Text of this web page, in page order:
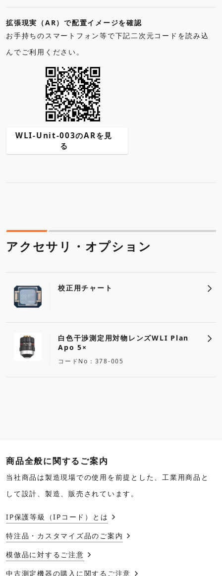
拡張現実（AR）で配置イメージを確認
お手持ちのスマートフォン等で下記二次元コードを読み込
んでご利用ください。
WLI-Unit-003のARを見
る
アクセサリ・オプション
校正用チャート
白色干渉測定用対物レンズWLI Plan
Apo 5×
コードNo 378-005
商品全般に関するご案内
当社商品は製造現場での使用を前提とした、工業用商品と
して設計、製造、販売されています。
IP保護等級（IPコード）とは
特注品・カスタマイズ品のご案内
模倣品に対するご注意
中古測定機器の購入に関するご注意